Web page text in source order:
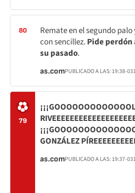
80
Remate en el segundo
con sencillez. Pide
su pasado.
as.comPUBLICADO A LAS: 19:38-03
79
GONZÁLEZ
as.comPUBLICADO A LAS: 19:37-03